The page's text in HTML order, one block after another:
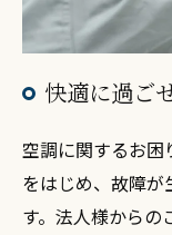
快適に過ご
空調に関するお困
をはじめ、故障が
す。法人様からの